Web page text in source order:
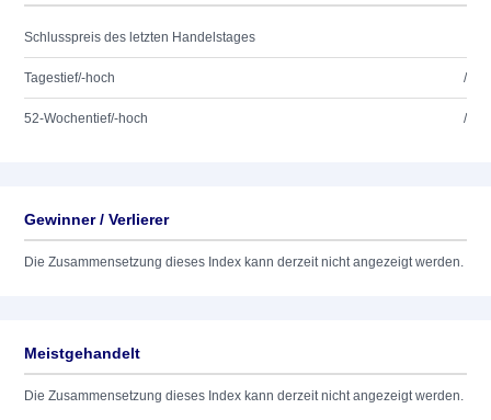
Schlusspreis des letzten Handelstages
Tagestief/-hoch /
52-Wochentief/-hoch /
Gewinner / Verlierer
Die Zusammensetzung dieses Index kann derzeit nicht angezeigt werden.
Meistgehandelt
Die Zusammensetzung dieses Index kann derzeit nicht angezeigt werden.